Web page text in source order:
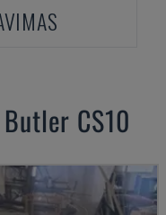
Butler CS10